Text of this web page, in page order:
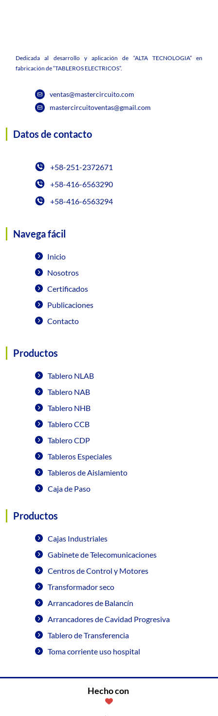
Dedicada al desarrollo y aplicación de “ALTA TECNOLOGIA” en
fabricación de “TABLEROS ELECTRICOS”.
ventas@mastercircuito.com
mastercircuitoventas@gmail.com
Datos de contacto
+58-251-2372671
+58-416-6563290
+58-416-6563294
Navega fácil
Inicio
Nosotros
Certificados
Publicaciones
Contacto
Productos
Tablero NLAB
Tablero NAB
Tablero NHB
Tablero CCB
Tablero CDP
Tableros Especiales
Tableros de Aislamiento
Caja de Paso
Productos
Cajas Industriales
Gabinete de Telecomunicaciones
Centros de Control y Motores
Transformador seco
Arrancadores de Balancín
Arrancadores de Cavidad Progresiva
Tablero de Transferencia
Toma corriente uso hospital
Hecho con